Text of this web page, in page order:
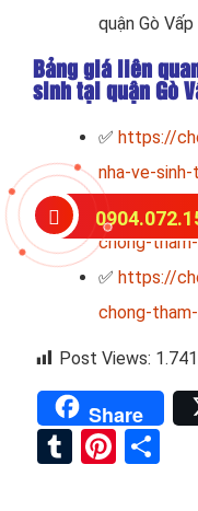
quận Gò Vấp
Bảng giá liên
sinh tại quận Gò
✅ https://
nha-ve-
✅https://
chong-
✅ https://
chong-
Post Views: 1.741
Share
Tumblr